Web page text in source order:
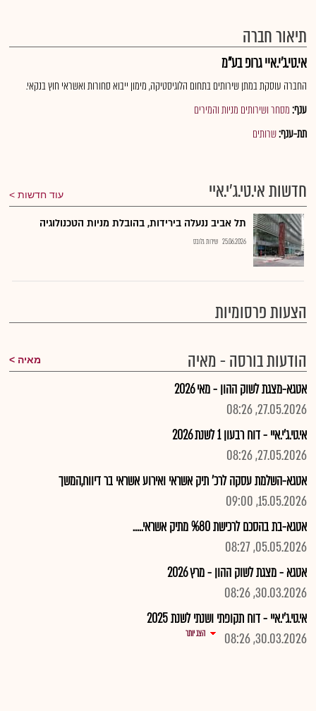
תיאור חברה
אי.טי.ג'י.איי גרופ בע"מ
החברה עוסקת במתן שירותים בתחום הלוגיסטיקה, מימון ייבוא סחורות ואשראי חוץ בנקאי.
ענף:מסחר ושירותים מניות והמירים
תת-ענף:שרותים
חדשות אי.טי.ג'י.איי עוד חדשות
תל אביב ננעלה בירידות, בהובלת מניות הטכנולוגיה
25.06.2026 שירות גלובס
הצעות פרסומיות
הודעות בורסה - מאיה
מאיה
אטגא-מצגת לשוק ההון - מאי 2026
27.05.2026, 08:26
אי.טי.ג'י.איי - דוח רבעון 1 לשנת 2026
27.05.2026, 08:26
אטגא-השלמת עסקה לרכ' תיק אשראי ואירוע אשראי בר דיווח,המשך
15.05.2026, 09:00
אטגא-בת בהסכם לרכישת %80 מתיק אשראי.....
05.05.2026, 08:27
אטגא - מצגת לשוק ההון - מרץ 2026
30.03.2026, 08:26
אי.טי.ג'י.איי - דוח תקופתי ושנתי לשנת 2025
30.03.2026, 08:26
הצג יותר